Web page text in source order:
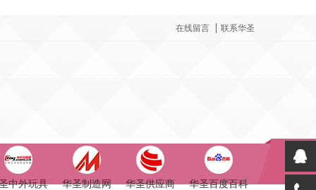
在线留言 联系华圣
中外玩具 华圣制造网 华圣供应商 华圣百度百科